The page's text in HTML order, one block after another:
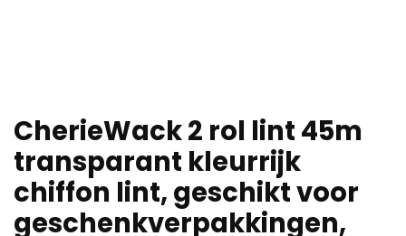
CherieWack 2 rol lint 45m
transparant kleurrijk
chiffon lint, geschikt voor
geschenkverpakkingen,